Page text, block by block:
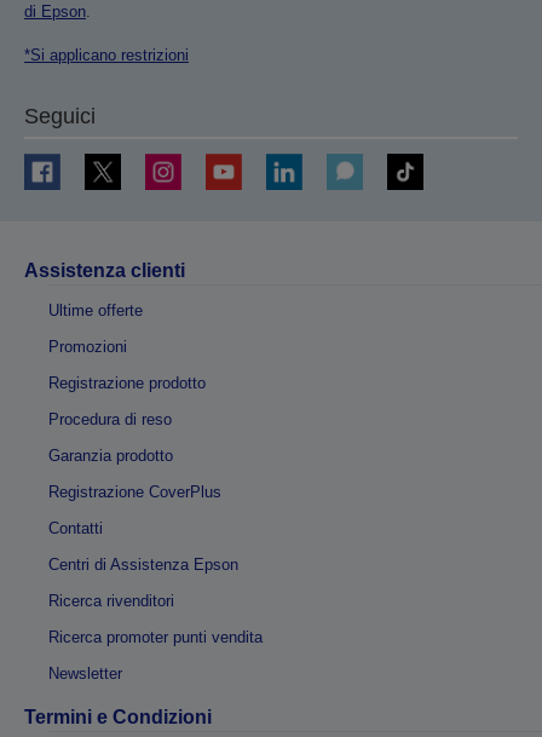
di Epson
*Si applicano restrizioni
Seguici
Assistenza clienti
Ultime offerte
Promozioni
Registrazione prodotto
Procedura di reso
Garanzia prodotto
Registrazione CoverPlus
Contatti
Centri di Assistenza Epson
Ricerca rivenditori
Ricerca promoter punti vendita
Newsletter
Termini e Condizioni